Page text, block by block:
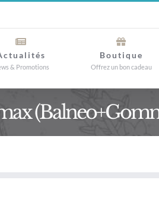
& Promotions
Boutique
Offrez un bon cadeau